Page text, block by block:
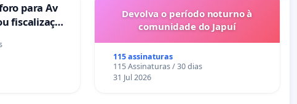
para Av
fiscalização
Devolva o período noturno à
comunidade do Japuí
115 assinaturas
115 Assinaturas / 30 dias
31 Jul 2026